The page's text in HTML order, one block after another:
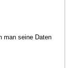
man seine Daten